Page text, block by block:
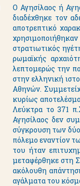
Ο Αγησίλαος ή
διαδέχθηκε τον
αποτρεπτικό
στρατιωτικός
ρωμαϊκής
λεπτομερώς την
στην ελληνική
Αθηνών.
κυρίως
Λεύκτρα το 371
Αγησίλαος δεν
σύγκρουση των
πόλεμο εναντίον
του ήταν
μεταφέρθηκε στη
ακόλουθη
αγάλματα του